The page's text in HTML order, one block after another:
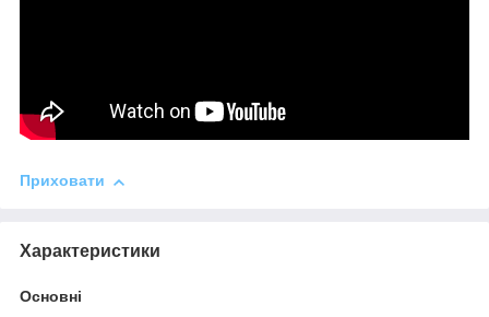
Приховати
Характеристики
Основні